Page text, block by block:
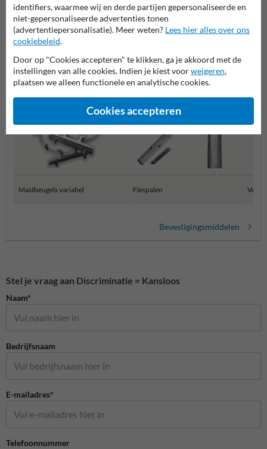
Productcategorieën in deze groep
Mastbeugels variabel Flespalen
Bevestigingsmiddelen
Stel je vraag aan Discriminatie = Kansloos
Naam*
Bedrijfsnaam
E-mailadres*
Telefoonnummer
identifiers, waarmee wij en derde partijen gepersonaliseerde en
niet-gepersonaliseerde advertenties tonen
(advertentiepersonalisatie). Meer weten? Lees hier alles over ons
cookiebeleid.
Door op "Cookies accepteren" te klikken, ga je akkoord met de
instellingen van alle cookies. Indien je kiest voorweigeren,
plaatsen we alleen functionele en analytische cookies.
Cookies accepteren